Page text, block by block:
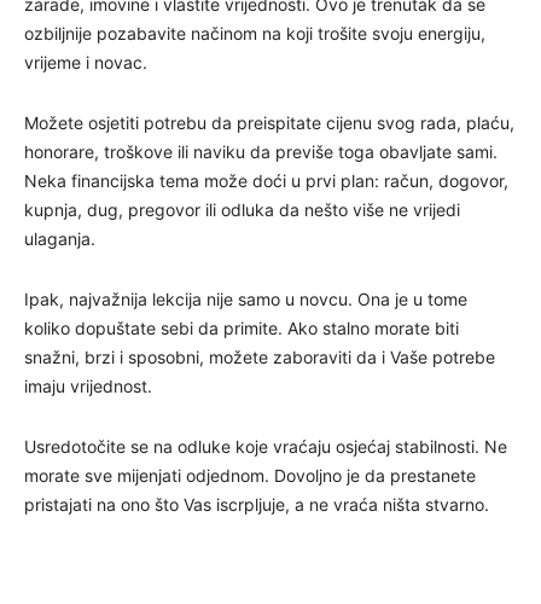
zarade, imovine i vlastite vrijednosti. Ovo je trenutak da se
ozbiljnije pozabavite načinom na koji trošite svoju energiju,
vrijeme i novac.
Možete osjetiti potrebu da preispitate cijenu svog rada, plaću,
honorare, troškove ili naviku da previše toga obavljate sami.
Neka financijska tema može doći u prvi plan: račun, dogovor,
kupnja, dug, pregovor ili odluka da nešto više ne vrijedi
ulaganja.
Ipak, najvažnija lekcija nije samo u novcu. Ona je u tome
koliko dopuštate sebi da primite. Ako stalno morate biti
snažni, brzi i sposobni, možete zaboraviti da i Vaše potrebe
imaju vrijednost.
Usredotočite se na odluke koje vraćaju osjećaj stabilnosti. Ne
morate sve mijenjati odjednom. Dovoljno je da prestanete
pristajati na ono što Vas iscrpljuje, a ne vraća ništa stvarno.